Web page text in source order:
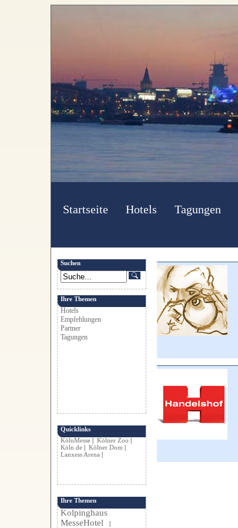
Startseite Hotels Tagungen
Suchen
Ihre Themen
Hotels
Empfehlungen
Partner
Tagungen
Quicklinks
KölnMesse| Kölner Zoo
Köln.de| Kölner Dom
Lanxess Arena
Ihre Themen
Kolpinghaus
MesseHotel